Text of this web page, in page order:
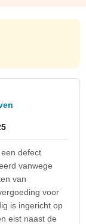
defect
vanwege
van
voor
is ingericht op
eist naast de